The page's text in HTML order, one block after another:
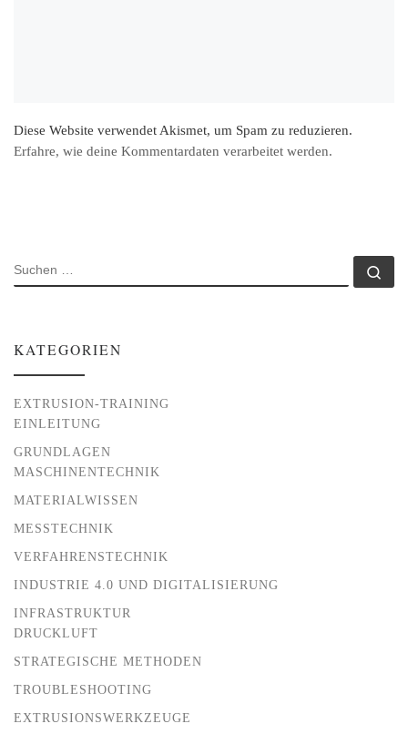
Diese Website verwendet Akismet, um Spam zu reduzieren.
Erfahre, wie deine Kommentardaten verarbeitet werden.
SUCHE
KATEGORIEN
EXTRUSION-TRAINING
EINLEITUNG
GRUNDLAGEN
MASCHINENTECHNIK
MATERIALWISSEN
MESSTECHNIK
VERFAHRENSTECHNIK
INDUSTRIE 4.0 UND DIGITALISIERUNG
INFRASTRUKTUR
DRUCKLUFT
STRATEGISCHE METHODEN
TROUBLESHOOTING
EXTRUSIONSWERKZEUGE